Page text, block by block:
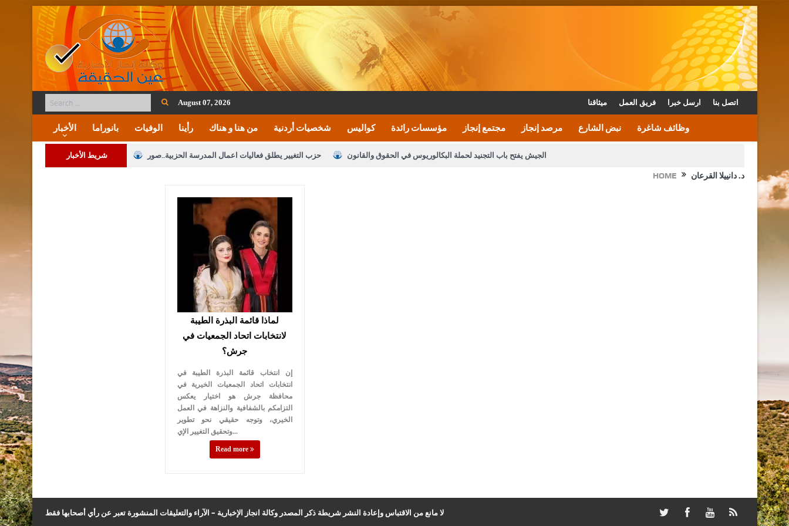
August 07, 2026 ميثاقنا فريق العمل ارسل خبرا اتصل بنا
الأخبار بانوراما الوفيات رأينا من هنا و هناك شخصيات أردنية كواليس مؤسسات رائدة مجتمع إنجاز مرصد إنجاز نبض الشارع وظائف شاغرة
شريط الأخبار حزب التغيير يطلق فعاليات اعمال المدرسة الحزبية..صور الجيش يفتح باب التجنيد لحملة البكالوريوس في الحقوق والقانون
النواب يقر مشروع تعديل قانون الملكية العقارية
دعوة المكلفين بخدمة العلم (الدفعة الثالثة) إلى مراجعة منصة خدمة العلم
القاضي محمود أحمد فريحات.. مبارك ومزيدا من التوفيق
HOME د. دانييلا القرعان
لماذا قائمة البذرة الطيبة
لانتخابات اتحاد الجمعيات في
جرش؟
إن انتخاب قائمة البذرة الطيبة في
انتخابات اتحاد الجمعيات الخيرية في
محافظة جرش هو اختيار يعكس
التزامكم بالشفافية والنزاهة في العمل
الخيري، وتوجه حقيقي نحو تطوير
وتحقيق التغيير الإي...
Read more
لا مانع من الاقتباس وإعادة النشر شريطة ذكر المصدر وكالة انجاز الإخبارية – الآراء والتعليقات المنشورة تعبر عن رأي أصحابها فقط